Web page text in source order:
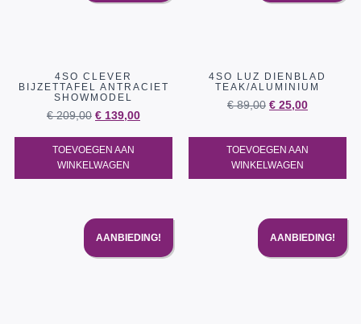
4SO CLEVER
BIJZETTAFEL ANTRACIET
SHOWMODEL
€209,00 € 139,00
TOEVOEGEN AAN
WINKELWAGEN
4SO LUZ DIENBLAD
TEAK/ALUMINIUM
€89,00 € 25,00
TOEVOEGEN AAN
WINKELWAGEN
AANBIEDING! AANBIEDING!